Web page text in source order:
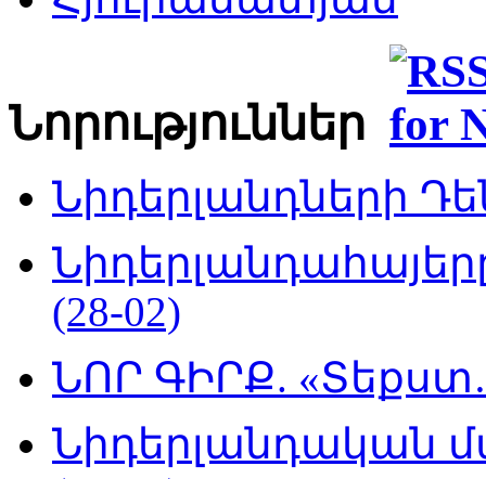
Նորություններ
Նիդերլանդների
(28-02)
ՆՈՐ ԳԻՐՔ.
Նիդերլանդական